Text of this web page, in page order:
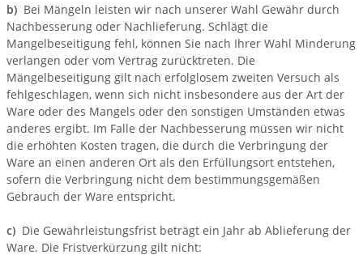
b) Bei Mängeln leisten wir nach unserer Wahl Gewähr durch
Nachbesserung oder Nachlieferung. Schlägt die
Mangelbeseitigung fehl, können Sie nach Ihrer Wahl Minderung
verlangen oder vom Vertrag zurücktreten. Die
Mängelbeseitigung gilt nach erfolglosem zweiten Versuch als
fehlgeschlagen, wenn sich nicht insbesondere aus der Art der
Ware oder des Mangels oder den sonstigen Umständen etwas
anderes ergibt. Im Falle der Nachbesserung müssen wir nicht
die erhöhten Kosten tragen, die durch die Verbringung der
Ware an einen anderen Ort als den Erfüllungsort entstehen,
sofern die Verbringung nicht dem bestimmungsgemäßen
Gebrauch der Ware entspricht.
c) Die Gewährleistungsfrist beträgt ein Jahr ab Ablieferung der
Ware. Die Fristverkürzung gilt nicht: